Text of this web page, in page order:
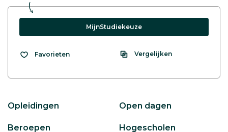
MijnStudiekeuze
Favorieten Vergelijken
Opleidingen Open dagen
Beroepen Hogescholen